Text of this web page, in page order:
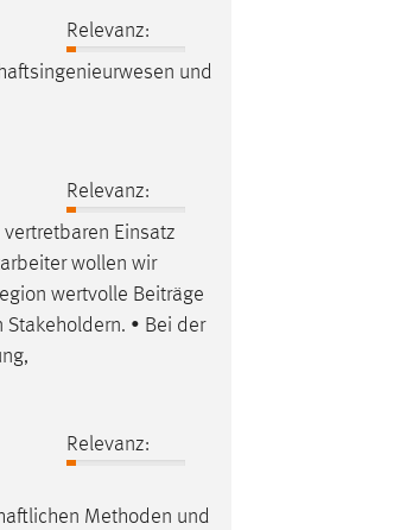
Relevanz:
und
Relevanz:
vertretbaren Einsatz
wollen wir
wertvolle Beiträge
• Bei der
Relevanz:
Methoden und